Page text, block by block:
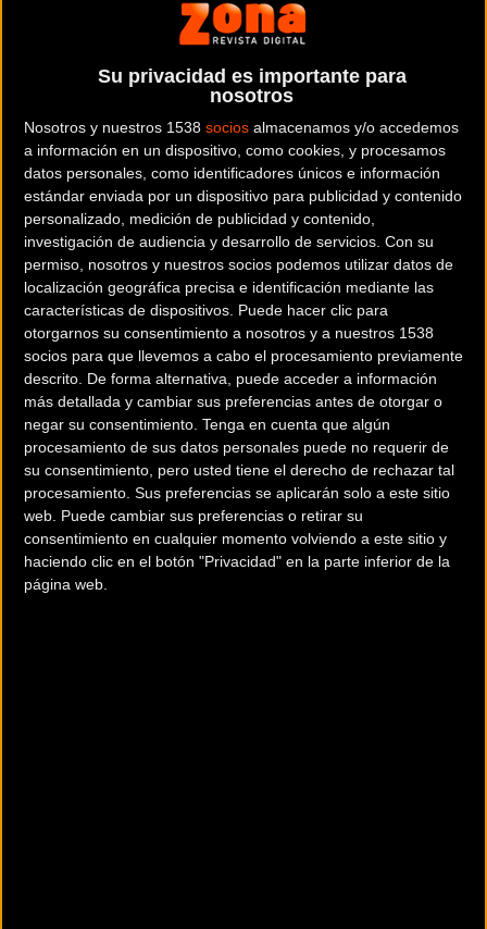
Su privacidad es importante para
nosotros
Nosotros y nuestros 1538 socios almacenamos y/o accedemos
a información en un dispositivo, como cookies, y procesamos
datos personales, como identificadores únicos e información
estándar enviada por un dispositivo para publicidad y contenido
personalizado, medición de publicidad y contenido,
investigación de audiencia y desarrollo de servicios. Con su
permiso, nosotros y nuestros socios podemos utilizar datos de
localización geográfica precisa e identificación mediante las
características de dispositivos. Puede hacer clic para
otorgarnos su consentimiento a nosotros y a nuestros 1538
socios para que llevemos a cabo el procesamiento previamente
descrito. De forma alternativa, puede acceder a información
más detallada y cambiar sus preferencias antes de otorgar o
negar su consentimiento. Tenga en cuenta que algún
procesamiento de sus datos personales puede no requerir de
su consentimiento, pero usted tiene el derecho de rechazar tal
procesamiento. Sus preferencias se aplicarán solo a este sitio
web. Puede cambiar sus preferencias o retirar su
consentimiento en cualquier momento volviendo a este sitio y
haciendo clic en el botón "Privacidad" en la parte inferior de la
página web.
pronto: “Mi objetivo en San Juan será empezar bien
el año, prepararme bien. Luego, sobre la marcha,
veremos si podemos aspirar a más cosas”, dice con
humildad y sabiendo mejor que nadie que cada vez
es más difícil ganar. “Pero llevamos un buen equipo”,
avisa sobre el potencial del Movistar. El líder del
equipo español va a ser una de las grandes estrellas
de la 37ª Vuelta a San Juan. A punto de cumplir 29
años –lo hará al día siguiente del término de la
carrera-, Nairo sigue siendo uno de los grandes del
pelotón mundial pese a que los resultados de las
dos últimas temporadas, sin ser malos, no han sido
todo lo brillantes que se esperaba. No obstante,
además de ganar el Giro de Italia (2014) y la Vuelta
a España (2016), sus piernas han sido capaces de
auparle tres veces al podio del Tour de Francia: dos
como segundo clasificado, en 2013 y 2015, y otra
como tercero, en 2016. “Sigo pensando que tengo
un Tour en las piernas”, dice convencido y sin
rodeos. “El objetivo en 2019 será culminar un
objetivo grande”, añade refiriéndose a la ronda gala
o a la Vuelta a España, ya que serán las dos grandes
vueltas en que participe.